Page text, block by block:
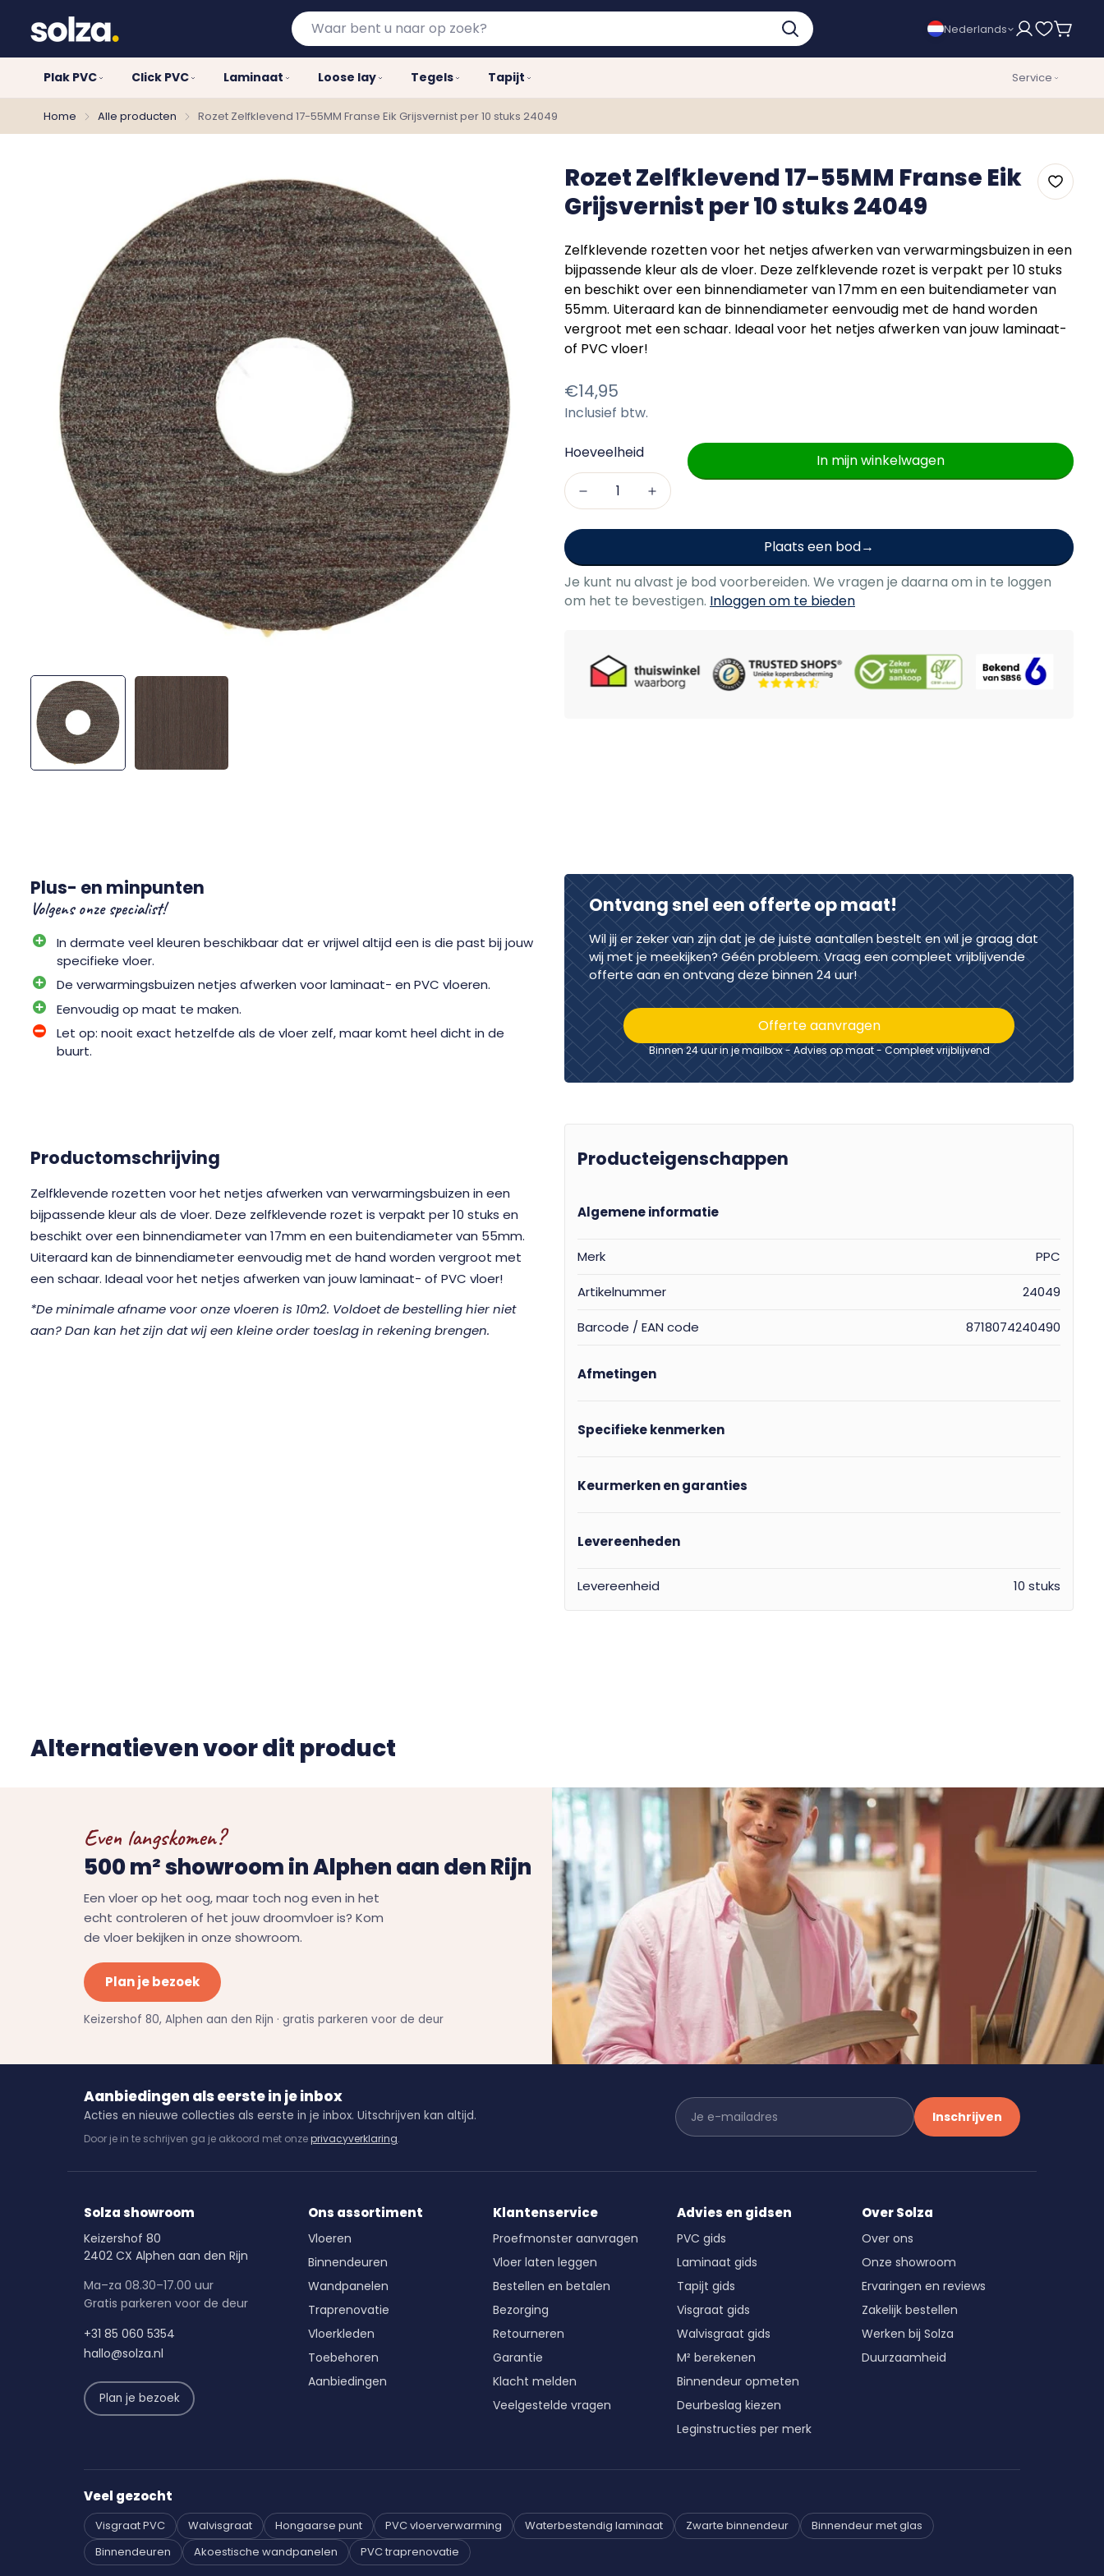
Waar
bent
naar
op
zoek?
Nederlands
Plak PVC Click PVC Laminaat Loose lay Tegels Tapijt Service
Home Alle producten Rozet Zelfklevend 17-55MM Franse Eik Grijsvernist per 10 stuks 24049
Rozet Zelfklevend 17-55MM Franse Eik
Grijsvernist per 10 stuks 24049
Zelfklevende rozetten voor het netjes afwerken van verwarmingsbuizen in een
bijpassende kleur als de vloer. Deze zelfklevende rozet is verpakt per 10 stuks
en beschikt over een binnendiameter van 17mm en een buitendiameter van
55mm. Uiteraard kan de binnendiameter eenvoudig met de hand worden
vergroot met een schaar. Ideaal voor het netjes afwerken van jouw laminaat-
of PVC vloer!
Normale
prijs
€14,95
Inclusief btw.
Hoeveelheid In mijn winkelwagen
Plaats een bod
Je kunt nu alvast je bod voorbereiden. We vragen je daarna om in te loggen
om het te bevestigen. Inloggen om te bieden
Plus- en minpunten
Volgens onze specialist!
In dermate veel kleuren beschikbaar dat er vrijwel altijd een is die past bij jouw
specifieke vloer.
De verwarmingsbuizen netjes afwerken voor laminaat- en PVC vloeren.
Eenvoudig op maat te maken.
Let op: nooit exact hetzelfde als de vloer zelf, maar komt heel dicht in de
buurt.
Ontvang snel een offerte op maat!
Wil jij er zeker van zijn dat je de juiste aantallen bestelt en wil je graag dat
wij met je meekijken? Géén probleem. Vraag een compleet vrijblijvende
offerte aan en ontvang deze binnen 24 uur!
Offerte aanvragen
Binnen 24 uur in je mailbox - Advies op maat - Compleet vrijblijvend
Productomschrijving
Zelfklevende rozetten voor het netjes afwerken van verwarmingsbuizen in een
bijpassende kleur als de vloer. Deze zelfklevende rozet is verpakt per 10 stuks en
beschikt over een binnendiameter van 17mm en een buitendiameter van 55mm.
Uiteraard kan de binnendiameter eenvoudig met de hand worden vergroot met
een schaar. Ideaal voor het netjes afwerken van jouw laminaat- of PVC vloer!
*De minimale afname voor onze vloeren is 10m2. Voldoet de bestelling hier niet
aan? Dan kan het zijn dat wij een kleine order toeslag in rekening brengen.
Producteigenschappen
Algemene informatie
Merk PPC
Artikelnummer 24049
Barcode / EAN code 8718074240490
Afmetingen
Specifieke kenmerken
Keurmerken en garanties
Levereenheden
Levereenheid 10 stuks
Alternatieven voor dit product
Even langskomen?
500 m² showroom in Alphen aan den Rijn
Een vloer op het oog, maar toch nog even in het
echt controleren of het jouw droomvloer is? Kom
de vloer bekijken in onze showroom.
Plan je bezoek
Keizershof 80, Alphen aan den Rijn · gratis parkeren voor de deur
Aanbiedingen als eerste in je inbox
Acties en nieuwe collecties als eerste in je inbox. Uitschrijven kan altijd.
Door je in te schrijven ga je akkoord met onzeprivacyverklaring.
Inschrijven
Solza showroom
Keizershof 80
2402 CX Alphen aan den Rijn
Ma–za 08.30–17.00 uur
Gratis parkeren voor de deur
+31 85 060 5354
hallo@solza.nl
Plan je bezoek
Ons assortiment
Vloeren
Binnendeuren
Wandpanelen
Traprenovatie
Vloerkleden
Toebehoren
Aanbiedingen
Klantenservice
Proefmonster aanvragen
Vloer laten leggen
Bestellen en betalen
Bezorging
Retourneren
Garantie
Klacht melden
Veelgestelde vragen
Advies en gidsen
PVC gids
Laminaat gids
Tapijt gids
Visgraat gids
Walvisgraat gids
M² berekenen
Binnendeur opmeten
Deurbeslag kiezen
Leginstructies per merk
Over Solza
Over ons
Onze showroom
Ervaringen en reviews
Zakelijk bestellen
Werken bij Solza
Duurzaamheid
Veel gezocht
Visgraat PVC Walvisgraat Hongaarse punt PVC vloerverwarming Waterbestendig laminaat Zwarte binnendeur
Binnendeur met glas
Binnendeuren
Akoestische wandpanelen PVC traprenovatie